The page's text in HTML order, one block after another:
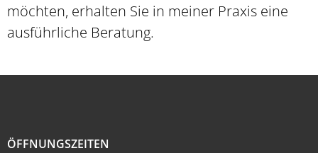
möchten, erhalten Sie in meiner Praxis eine
ausführliche Beratung.
ÖFFNUNGSZEITEN